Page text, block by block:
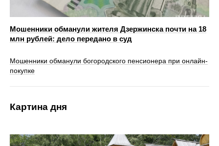
Мошенники обманули жителя Дзержинска почти на 18
млн рублей: дело передано в суд
Мошенники обманули богородского пенсионера при онлайн-
покупке
Картина дня